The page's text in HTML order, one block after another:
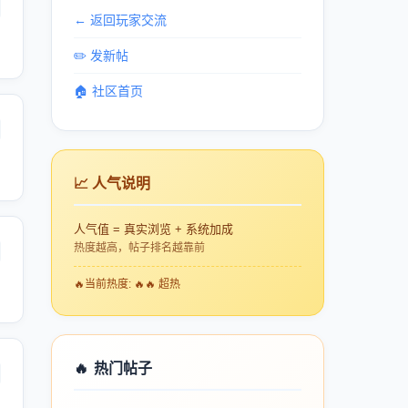
← 返回玩家交流
✏️ 发新帖
🏠 社区首页
📈 人气说明
人气值 = 真实浏览 + 系统加成
热度越高，帖子排名越靠前
🔥 当前热度: 🔥🔥 超热
🔥 热门帖子